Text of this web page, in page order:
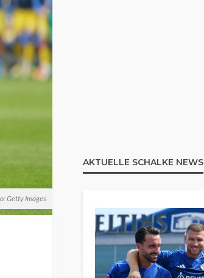
Getty Images
AKTUELLE SCHALKE NEWS